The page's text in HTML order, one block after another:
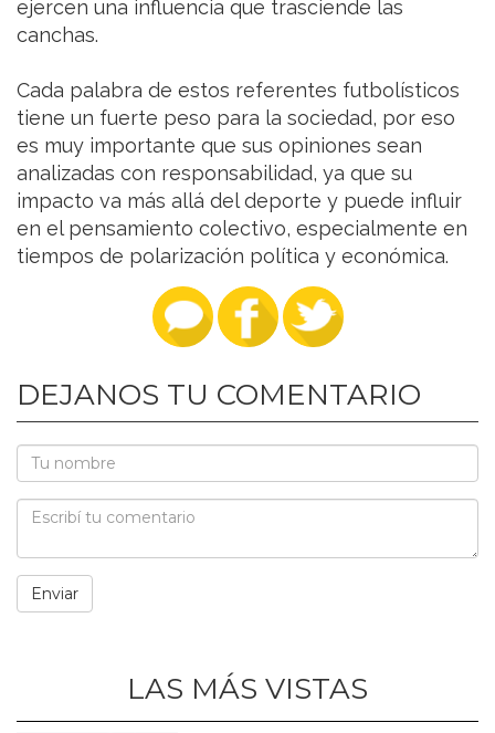
ejercen una influencia que trasciende las
canchas.
Cada palabra de estos referentes futbolísticos
tiene un fuerte peso para la sociedad, por eso
es muy importante que sus opiniones sean
analizadas con responsabilidad, ya que su
impacto va más allá del deporte y puede influir
en el pensamiento colectivo, especialmente en
tiempos de polarización política y económica.
DEJANOS TU COMENTARIO
LAS MÁS VISTAS